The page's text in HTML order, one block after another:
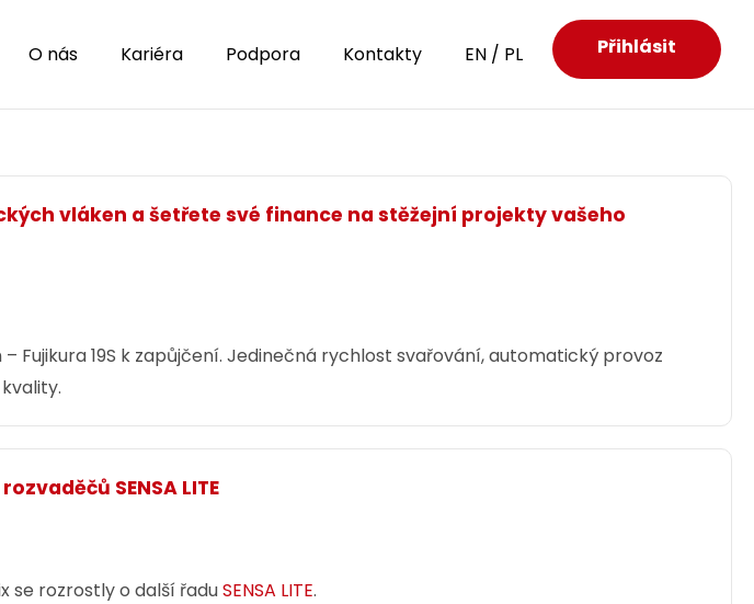
O nás Kariéra Podpora Kontakty EN / PL Přihlásit
vláken a šetřete své finance na stěžejní projekty vašeho
Fujikura 19S k zapůjčení. Jedinečná rychlost svařování, automatický provoz
SENSA LITE
se rozrostly o další řaduSENSA LITE.